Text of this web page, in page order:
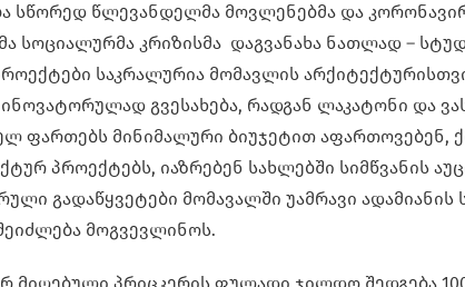
სწორედ წლევანდელმა მოვლენებმა და
სოციალურმა კრიზისმა დაგვანახა ნათლად –
საკრალურია მომავლის
გვესახება, რადგან ლაკატონი და
ფართებს მინიმალური ბიუჯეტით აფართოვებენ,
პროექტებს, იაზრებენ სახლებში სიმწვანის
გადაწყვეტები მომავალში უამრავი ადამიანის
მოგვევლინოს.